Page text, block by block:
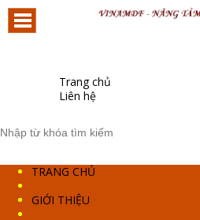
Trang chủ
Liên hệ
TRANG CHỦ
GIỚI THIỆU